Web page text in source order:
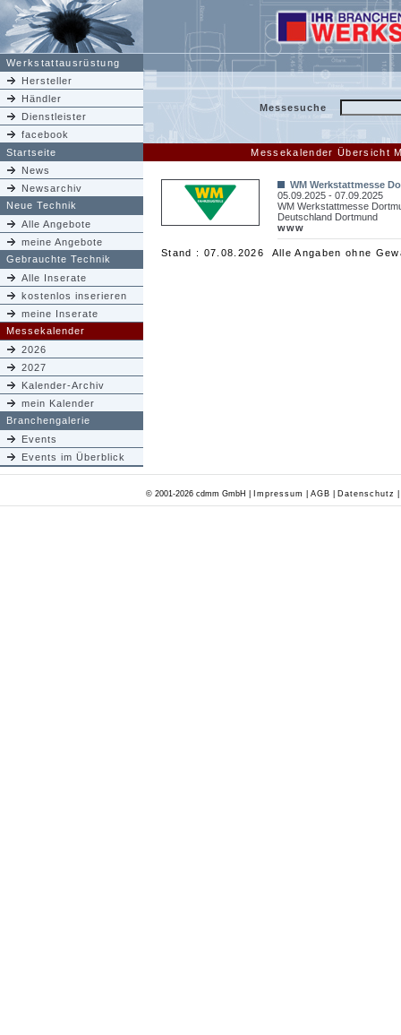
Werkstattausrüstung
Hersteller
Händler
Dienstleister
facebook
Messesuche
Startseite
Messekalender Übersicht
News
Newsarchiv
Neue Technik
Alle Angebote
meine Angebote
Gebrauchte Technik
Alle Inserate
kostenlos inserieren
meine Inserate
Messekalender
2026
2027
Kalender-Archiv
mein Kalender
Branchengalerie
Events
Events im Überblick
WM Werkstattmesse
05.09.2025 - 07.09.2025
WM Werkstattmesse
Deutschland Dortmund
www
Stand : 07.08.2026 Alle Angaben ohne
© 2001-2026 cdmm GmbH | Impressum AGB Datenschutz